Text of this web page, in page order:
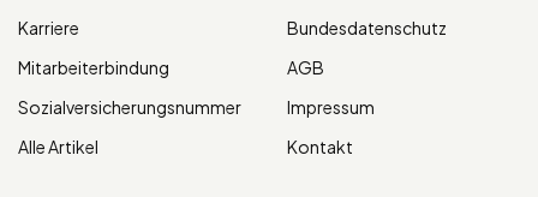
Karriere
Mitarbeiterbindung
Sozialversicherungsnummer
Alle Artikel
Bundesdatenschutz
AGB
Impressum
Kontakt